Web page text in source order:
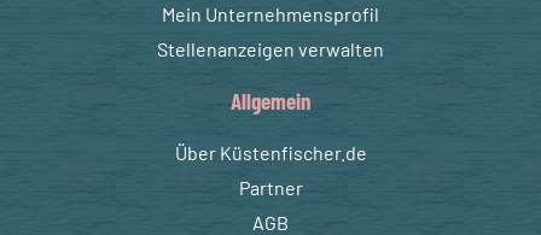
Mein Unternehmensprofil
Stellenanzeigen verwalten
Allgemein
Über Küstenfischer.de
Partner
AGB